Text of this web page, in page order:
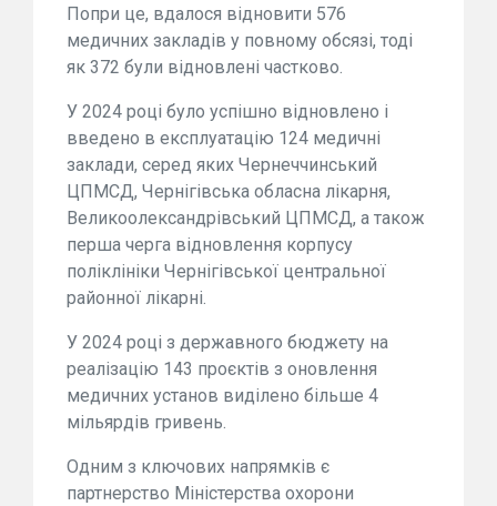
Попри це, вдалося відновити 576
медичних закладів у повному обсязі, тоді
як 372 були відновлені частково.
У 2024 році було успішно відновлено і
введено в експлуатацію 124 медичні
заклади, серед яких Чернеччинський
ЦПМСД, Чернігівська обласна лікарня,
Великоолександрівський ЦПМСД, а також
перша черга відновлення корпусу
поліклініки Чернігівської центральної
районної лікарні.
У 2024 році з державного бюджету на
реалізацію 143 проєктів з оновлення
медичних установ виділено більше 4
мільярдів гривень.
Одним з ключових напрямків є
партнерство Міністерства охорони